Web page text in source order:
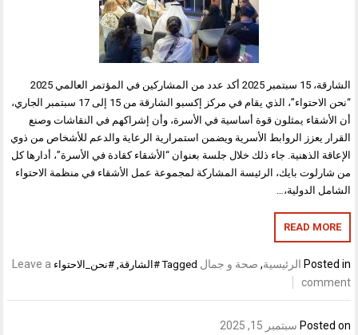
الشارقة، 15 سبتمبر 2025 أكد عدد من المشاركين في المؤتمر العالمي 2025
“نحن الاحتواء”، الذي يقام في مركز إكسبو الشارقة من 15 إلى 17 سبتمبر الجاري،
أن الأشقاء يمثلون قوة أساسية في الأسرة، وأن إشراكهم في النقاشات وصنع
القرار يعزز الروابط الأسرية ويضمن استمرارية الرعاية والدعم للأشخاص من ذوي
الإعاقة الذهنية. جاء ذلك خلال جلسة بعنوان “الأشقاء كقادة في الأسرة”، أدارها كل
من شارلوت بايك، الرئيسة المشاركة لمجموعة عمل الأشقاء في منظمة الاحتواء
الشامل الدولية،…
READ MORE
Posted in الرئيسية, صحة و جمال Tagged #الشارقة,#نحن_الاحتواء Leave a
comment
Posted on سبتمبر 15, 2025